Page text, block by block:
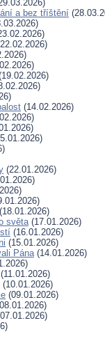
a bez tříštění
(14.02.2026)
(22.01.2026)
(18.01.2026)
světa(17.01.2026)
(16.01.2026)
(15.01.2026)
Pána(14.01.2026)
(11.01.2026)
(10.01.2026)
(09.01.2026)